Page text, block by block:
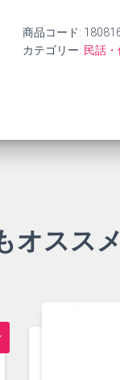
商品コード:
カテゴリー: 民話
オススメ